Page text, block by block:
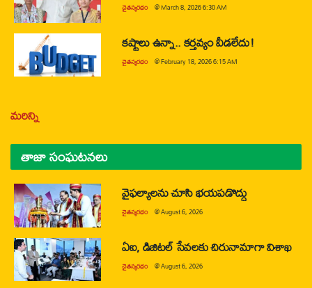
చైతన్యరధం @March 8, 2026 6:30 AM
కష్టాలు ఉన్నా.. కర్తవ్యం వీడలేదు!
చైతన్యరధం @February 18, 2026 6:15 AM
మరిన్ని
తాజా సంఘటనలు
వైఫల్యాలను చూసి భయపడొద్దు
చైతన్యరధం @August 6, 2026
ఏఐ, డిజిటల్ సేవలకు చిరునామాగా విశాఖ
చైతన్యరధం @August 6, 2026